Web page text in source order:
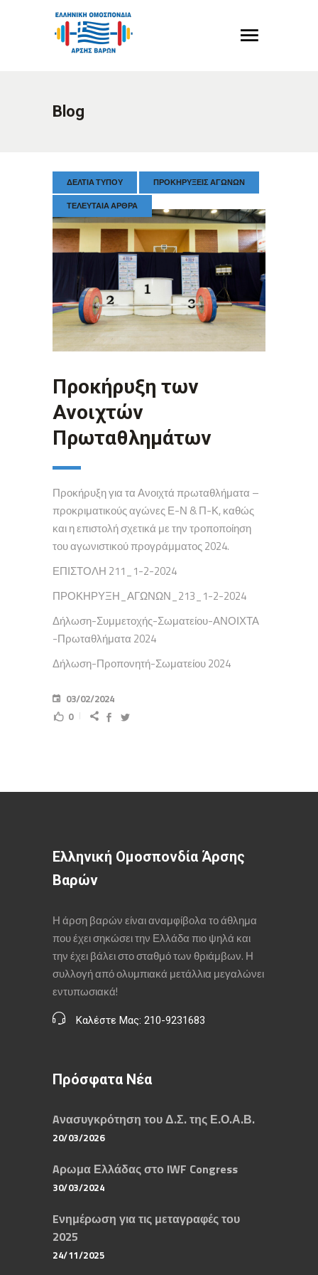
Blog
ΔΕΛΤΊΑ ΤΎΠΟΥ ΠΡΟΚΗΡΎΞΕΙΣ ΑΓΏΝΩΝ
ΤΕΛΕΥΤΑΊΑ ΆΡΘΡΑ
Προκήρυξη των
Ανοιχτών
Πρωταθλημάτων
Προκήρυξη για τα Ανοιχτά πρωταθλήματα –
προκριματικούς αγώνες Ε-Ν & Π-Κ, καθώς
και η επιστολή σχετικά με την τροποποίηση
του αγωνιστικού προγράμματος 2024.
ΕΠΙΣΤΟΛΗ 211_1-2-2024
ΠΡΟΚΗΡΥΞΗ_ΑΓΩΝΩΝ_213_1-2-2024
Δήλωση-Συμμετοχής-Σωματείου-ΑΝΟΙΧΤΑ
-Πρωταθλήματα 2024
Δήλωση-Προπονητή-Σωματείου 2024
03/02/2024
0
Ελληνική Ομοσπονδία Άρσης
Βαρών
Η άρση βαρών είναι αναμφίβολα το άθλημα
που έχει σηκώσει την Ελλάδα πιο ψηλά και
την έχει βάλει στο σταθμό των θριάμβων. Η
συλλογή από ολυμπιακά μετάλλια μεγαλώνει
εντυπωσιακά!
Καλέστε Μας: 210-9231683
Πρόσφατα Νέα
Aνασυγκρότηση του Δ.Σ. της Ε.Ο.Α.Β.
20/03/2026
Aρωμα Ελλάδας στο IWF Congress
30/03/2024
Eνημέρωση για τις μεταγραφές του
2025
24/11/2025